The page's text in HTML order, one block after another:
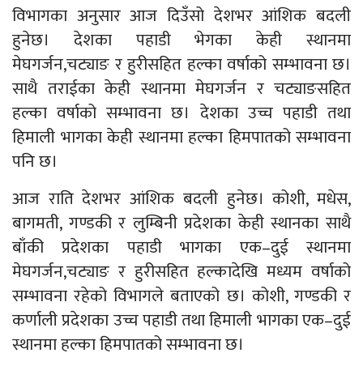
विभागका अनुसार आज दिउँसो देशभर आंशिक बदली
हुनेछ। देशका पहाडी भेगका केही स्थानमा
मेघगर्जन,चट्याङ र हुरीसहित हल्का वर्षाको सम्भावना छ।
साथै तराईका केही स्थानमा मेघगर्जन र चट्याङसहित
हल्का वर्षाको सम्भावना छ। देशका उच्च पहाडी तथा
हिमाली भागका केही स्थानमा हल्का हिमपातको सम्भावना
पनि छ।
आज राति देशभर आंशिक बदली हुनेछ। कोशी, मधेस,
बागमती, गण्डकी र लुम्बिनी प्रदेशका केही स्थानका साथै
बाँकी प्रदेशका पहाडी भागका एक–दुई स्थानमा
मेघगर्जन,चट्याङ र हुरीसहित हल्कादेखि मध्यम वर्षाको
सम्भावना रहेको विभागले बताएको छ। कोशी, गण्डकी र
कर्णाली प्रदेशका उच्च पहाडी तथा हिमाली भागका एक–दुई
स्थानमा हल्का हिमपातको सम्भावना छ।